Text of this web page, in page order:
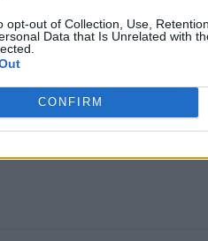
opt-out of Collection, Use,
Data that Is Unrelated with
CONFIRM
εμβόλια και
επικεφαλής της, Ζαν